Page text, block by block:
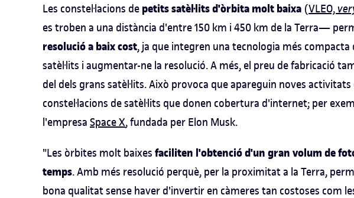
Les constel·lacions de petits satèl·lits d'òrbita molt baixa (VLEO,
es troben a una distància d'entre 150 km i 450 km de la Terra—
resolució a baix cost, ja que integren una tecnologia més
satèl·lits i augmentar-ne la resolució. A més, el preu de fabricació
del dels grans satèl·lits. Això provoca que apareguin noves
constel·lacions de satèl·lits que donen cobertura d'internet; per
l'empresa Space X, fundada per Elon Musk.
"Les òrbites molt baixes faciliten l'obtenció d'un gran volum de
temps. Amb més resolució perquè, per la proximitat a la Terra,
bona qualitat sense haver d'invertir en càmeres tan costoses com